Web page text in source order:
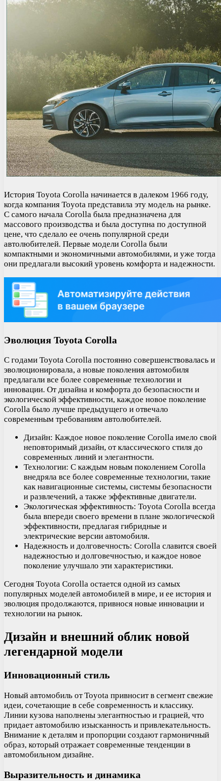
История Toyota Corolla начинается в далеком 1966 году,
когда компания Toyota представила эту модель на рынке.
С самого начала Corolla была предназначена для
массового производства и была доступна по доступной
цене, что сделало ее очень популярной среди
автолюбителей. Первые модели Corolla были
компактными и экономичными автомобилями, и уже тогда
они предлагали высокий уровень комфорта и надежности.
Эволюция Toyota Corolla
С годами Toyota Corolla постоянно совершенствовалась и
эволюционировала, а новые поколения автомобиля
предлагали все более современные технологии и
инновации. От дизайна и комфорта до безопасности и
экологической эффективности, каждое новое поколение
Corolla было лучше предыдущего и отвечало
современным требованиям автолюбителей.
Дизайн: Каждое новое поколение Corolla имело свой
неповторимый дизайн, от классического стиля до
современных линий и элегантности.
Технологии: С каждым новым поколением Corolla
внедряла все более современные технологии, такие
как навигационные системы, системы безопасности
и развлечений, а также эффективные двигатели.
Экологическая эффективность: Toyota Corolla всегда
была впереди своего времени в плане экологической
эффективности, предлагая гибридные и
электрические версии автомобиля.
Надежность и долговечность: Corolla славится своей
надежностью и долговечностью, и каждое новое
поколение улучшало эти характеристики.
Сегодня Toyota Corolla остается одной из самых
популярных моделей автомобилей в мире, и ее история и
эволюция продолжаются, привнося новые инновации и
технологии на рынок.
Дизайн и внешний облик новой
легендарной модели
Инновационный стиль
Новый автомобиль от Toyota привносит в сегмент свежие
идеи, сочетающие в себе современность и классику.
Линии кузова наполнены элегантностью и грацией, что
придает автомобилю изысканность и привлекательность.
Внимание к деталям и пропорции создают гармоничный
образ, который отражает современные тенденции в
автомобильном дизайне.
Выразительность и динамика